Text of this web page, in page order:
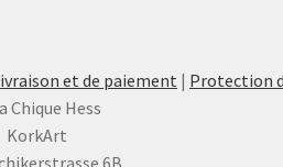
et de paiement | Protection
Chique Hess
KorkArt
6B